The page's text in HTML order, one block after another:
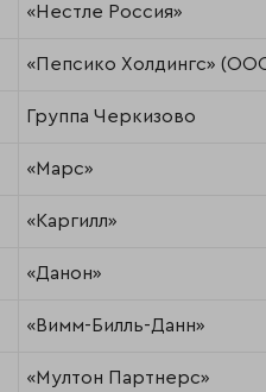
«Нестле Россия»
«Пепсико Холдингс»
Группа Черкизово
«Марс»
«Каргилл»
«Данон»
«Вимм-Билль-Данн»
«Мултон Партнерс»